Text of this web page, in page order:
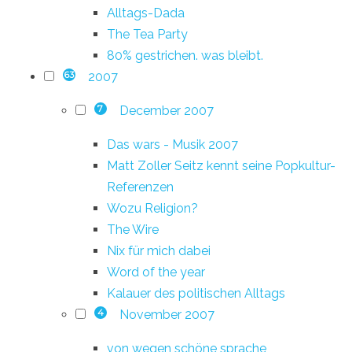
Alltags-Dada
The Tea Party
80% gestrichen. was bleibt.
63 2007
7 December 2007
Das wars - Musik 2007
Matt Zoller Seitz kennt seine Popkultur-
Referenzen
Wozu Religion?
The Wire
Nix für mich dabei
Word of the year
Kalauer des politischen Alltags
4 November 2007
von wegen schöne sprache